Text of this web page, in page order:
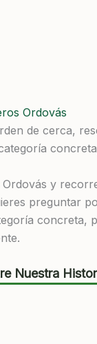
Ordovás
de cerca,
y
preguntar
concreta,
Nuestra